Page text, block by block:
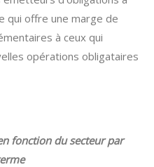
qui offre une marge de
à ceux qui
opérations obligataires
fonction du secteur par